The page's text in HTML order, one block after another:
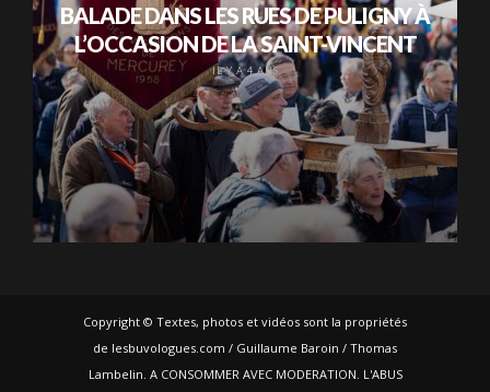
BALADE DANS LES RUES DE PULIGNY À
L’OCCASION DE LA SAINT-VINCENT
IL Y A 4 ANS
Copyright © Textes, photos et vidéos sont la propriétés
de lesbuvologues.com / Guillaume Baroin / Thomas
Lambelin. A CONSOMMER AVEC MODERATION. L'ABUS